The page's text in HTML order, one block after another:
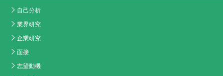
自己分析
業界研究
企業研究
面接
志望動機